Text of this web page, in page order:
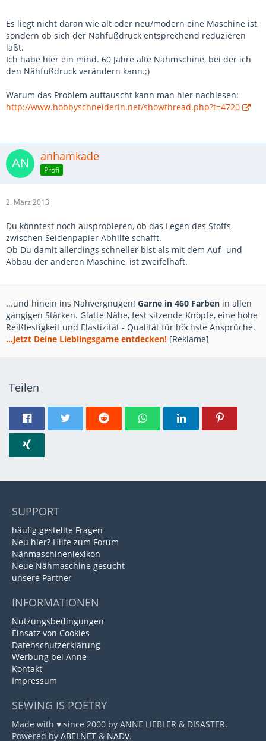
Es liegt nicht daran wie alt oder neu/modern eine Maschine ist,
sondern ob sich der Nähfußdruck entsprechend reduzieren
läßt.
Ich habe hier ein mind. 60 Jahre alte Nähmschine, bei der ich
den Nähfußdruck verändern kann.;)
Warum das Problem auftauscht kann man hier nachlesen:
http://www.hobbyschneiderin.net/showthread.php?t=4720
anhamkade
Profi
2. März 2013
Du könntest noch ausprobieren, ob das Legen des Stoffs
zwischen Seidenpapier Abhilfe schafft.
Ob Du damit allerdings schneller bist als mit dem Auf- und
Abbau der anderen Maschine, ist zweifelhaft.
...und hinein ins Nähvergnügen! Garne in 460 Farben in allen
gängigen Stärken. Glatte Nähe, fest sitzende Knöpfe, eine hohe
Reißfestigkeit und Elastizität - Qualität für höchste Ansprüche.
...jetzt Deine Lieblingsgarne entdecken! [Reklame]
Teilen
SUPPORT
häufig gestellte Fragen
Neu hier? Hilfe zum Forum
Nähmaschinenlexikon
Neue Nähmaschine gesucht
unsere Partner
INFORMATIONEN
Nutzungsbedingungen
Einsatz von Cookies
Datenschutzerklärung
Werbung bei Anne
Kontakt
Impressum
SEWING IS POETRY
Made with ♥ since 2000 by ANNE LIEBLER & DISASTER.
Powered by ABELNET & NADV.